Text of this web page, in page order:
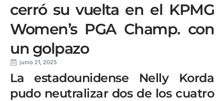
cerró su vuelta en el KPMG
Women’s PGA Champ. con
un golpazo
junio 21, 2025
La estadounidense Nelly Korda
pudo neutralizar dos de los cuatro